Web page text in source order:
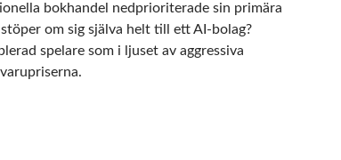
bokhandel nedprioriterade sin primära
om sig själva helt till ett AI-bolag?
spelare som i ljuset av aggressiva